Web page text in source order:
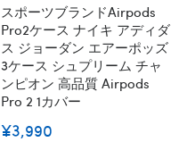
スポーツブランドairpods
Pro2ケース ナイキ アディダ
ス ジョーダン エアーポッズ
3ケース シュプリーム チャ
ンピオン 高品質 Airpods
Pro 2 1カバー
¥3,990